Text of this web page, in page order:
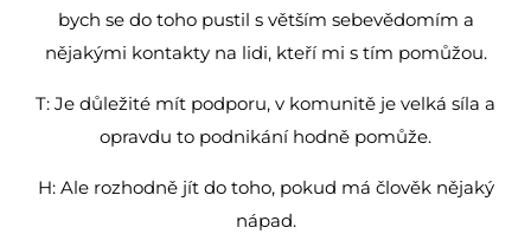
bych se do toho pustil s větším sebevědomím a
nějakými kontakty na lidi, kteří mi s tím pomůžou.
T: Je důležité mít podporu, v komunitě je velká síla a
opravdu to podnikání hodně pomůže.
H: Ale rozhodně jít do toho, pokud má člověk nějaký
nápad.